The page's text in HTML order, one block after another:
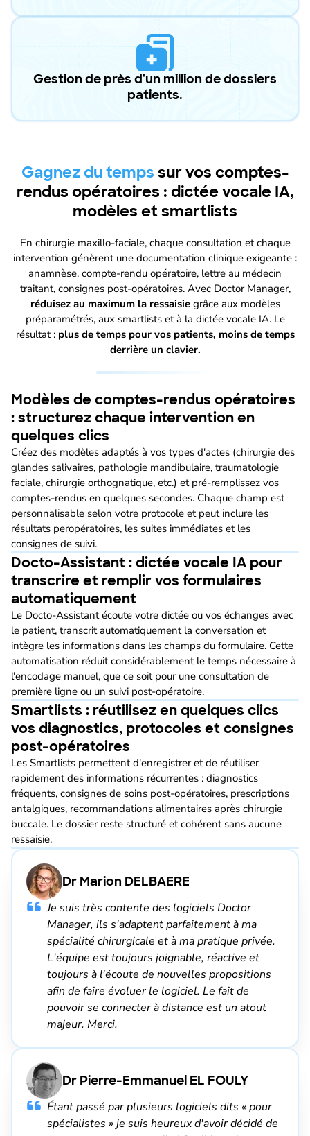
Gestion de près d'un million de dossiers
patients.
Gagnez du temps sur vos comptes-
rendus opératoires : dictée vocale IA,
modèles et smartlists
En chirurgie maxillo-faciale, chaque consultation et chaque
intervention génèrent une documentation clinique exigeante :
anamnèse, compte-rendu opératoire, lettre au médecin
traitant, consignes post-opératoires. Avec Doctor Manager,
réduisez au maximum la ressaisiegrâce aux modèles
préparamétrés, aux smartlists et à la dictée vocale IA. Le
résultat : plus de temps pour vos patients, moins de temps
derrière un clavier.
Modèles de comptes-rendus opératoires
: structurez chaque intervention en
quelques clics
Créez des modèles adaptés à vos types d'actes (chirurgie des
glandes salivaires, pathologie mandibulaire, traumatologie
faciale, chirurgie orthognatique, etc.) et pré-remplissez vos
comptes-rendus en quelques secondes. Chaque champ est
personnalisable selon votre protocole et peut inclure les
résultats peropératoires, les suites immédiates et les
consignes de suivi.
Docto-Assistant : dictée vocale IA pour
transcrire et remplir vos formulaires
automatiquement
Le Docto-Assistant écoute votre dictée ou vos échanges avec
le patient, transcrit automatiquement la conversation et
intègre les informations dans les champs du formulaire. Cette
automatisation réduit considérablement le temps nécessaire à
l'encodage manuel, que ce soit pour une consultation de
première ligne ou un suivi post-opératoire.
Smartlists : réutilisez en quelques clics
vos diagnostics, protocoles et consignes
post-opératoires
Les Smartlists permettent d'enregistrer et de réutiliser
rapidement des informations récurrentes : diagnostics
fréquents, consignes de soins post-opératoires, prescriptions
antalgiques, recommandations alimentaires après chirurgie
buccale. Le dossier reste structuré et cohérent sans aucune
ressaisie.
Dr Marion DELBAERE
Je suis très contente des logiciels Doctor
Manager, ils s'adaptent parfaitement à ma
spécialité chirurgicale et à ma pratique privée.
L'équipe est toujours joignable, réactive et
toujours à l'écoute de nouvelles propositions
afin de faire évoluer le logiciel. Le fait de
pouvoir se connecter à distance est un atout
majeur. Merci.
Dr Pierre-Emmanuel EL FOULY
Étant passé par plusieurs logiciels dits « pour
spécialistes » je suis heureux d'avoir décidé de